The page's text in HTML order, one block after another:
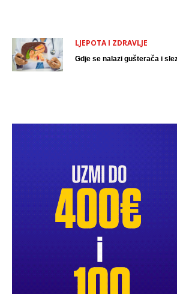
LJEPOTA I ZDRAVLJE
Gdje se nalazi gušterača i